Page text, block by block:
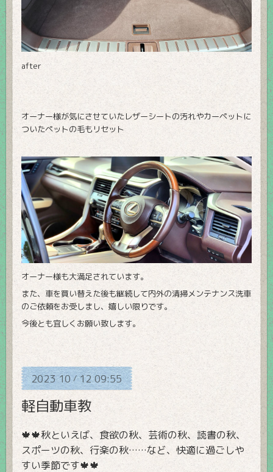
after
オーナー様が気にさせていたレザーシートの汚れやカーペットに
ついたペットの毛もリセット
オーナー様も大満足されています。
また、車を買い替えた後も継続して内外の清掃メンテナンス洗車
のご依頼をお受しまし、嬉しい限りです。
今後とも宜しくお願い致します。
2023 10/12 09:55
軽自動車教
🍁🍁秋といえば、食欲の秋、芸術の秋、読書の秋、
スポーツの秋、行楽の秋……など、 快適に過ごしや
すい季節です🍁🍁